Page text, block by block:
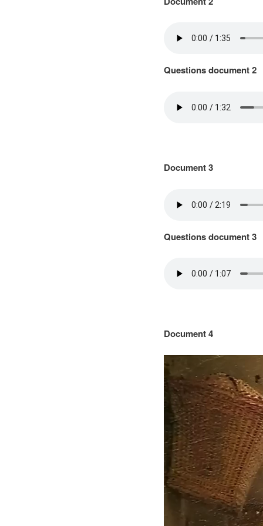
Questions document 2
Document 3
Questions document 3
Document 4